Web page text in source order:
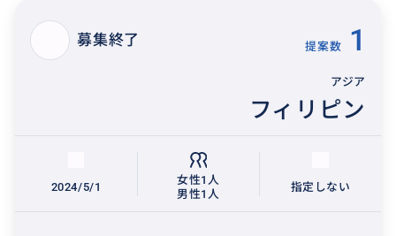
募集終了 提案数 1
アジア
フィリピン
2024/5/1
女性1人
男性1人
指定しない